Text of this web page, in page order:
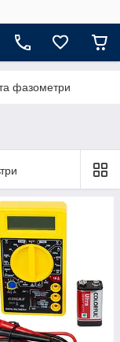
фазометри